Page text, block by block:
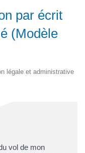
par écrit
(Modèle
légale et administrative
vol de mon